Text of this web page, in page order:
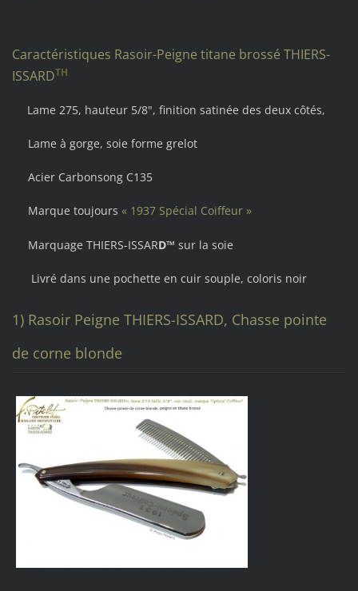
Caractéristiques Rasoir-Peigne titane brossé THIERS-
ISSARDTH
Lame 275, hauteur 5/8", finition satinée des deux côtés,
Lame à gorge, soie forme grelot
Acier Carbonsong C135
Marque toujours « 1937 Spécial Coiffeur »
Marquage THIERS-ISSARD™ sur la soie
Livré dans une pochette en cuir souple, coloris noir
1) Rasoir Peigne THIERS-ISSARD, Chasse pointe
de corne blonde